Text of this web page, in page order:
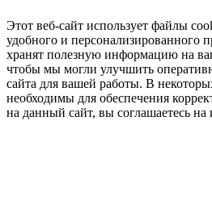
Этот веб-сайт использует файлы
удобного и персонализированного
хранят полезную информацию на
чтобы мы могли улучшить
сайта для вашей работы. В
необходимы для обеспечения
на данный сайт, вы соглашаетесь на